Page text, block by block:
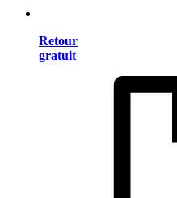
Retour
gratuit